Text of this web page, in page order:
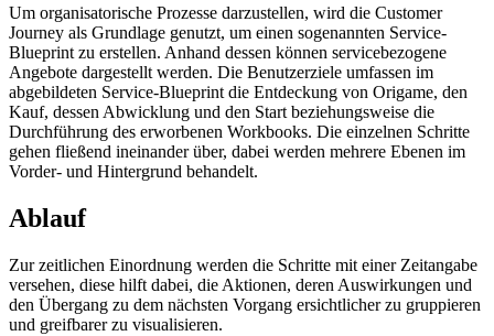
Um organisatorische Prozesse darzustellen, wird die Customer
Journey als Grundlage genutzt, um einen sogenannten Service-
Blueprint zu erstellen. Anhand dessen können servicebezogene
Angebote dargestellt werden. Die Benutzerziele umfassen im
abgebildeten Service-Blueprint die Entdeckung von Origame, den
Kauf, dessen Abwicklung und den Start beziehungsweise die
Durchführung des erworbenen Workbooks. Die einzelnen Schritte
gehen fließend ineinander über, dabei werden mehrere Ebenen im
Vorder- und Hintergrund behandelt.
Ablauf
Zur zeitlichen Einordnung werden die Schritte mit einer Zeitangabe
versehen, diese hilft dabei, die Aktionen, deren Auswirkungen und
den Übergang zu dem nächsten Vorgang ersichtlicher zu gruppieren
und greifbarer zu visualisieren.